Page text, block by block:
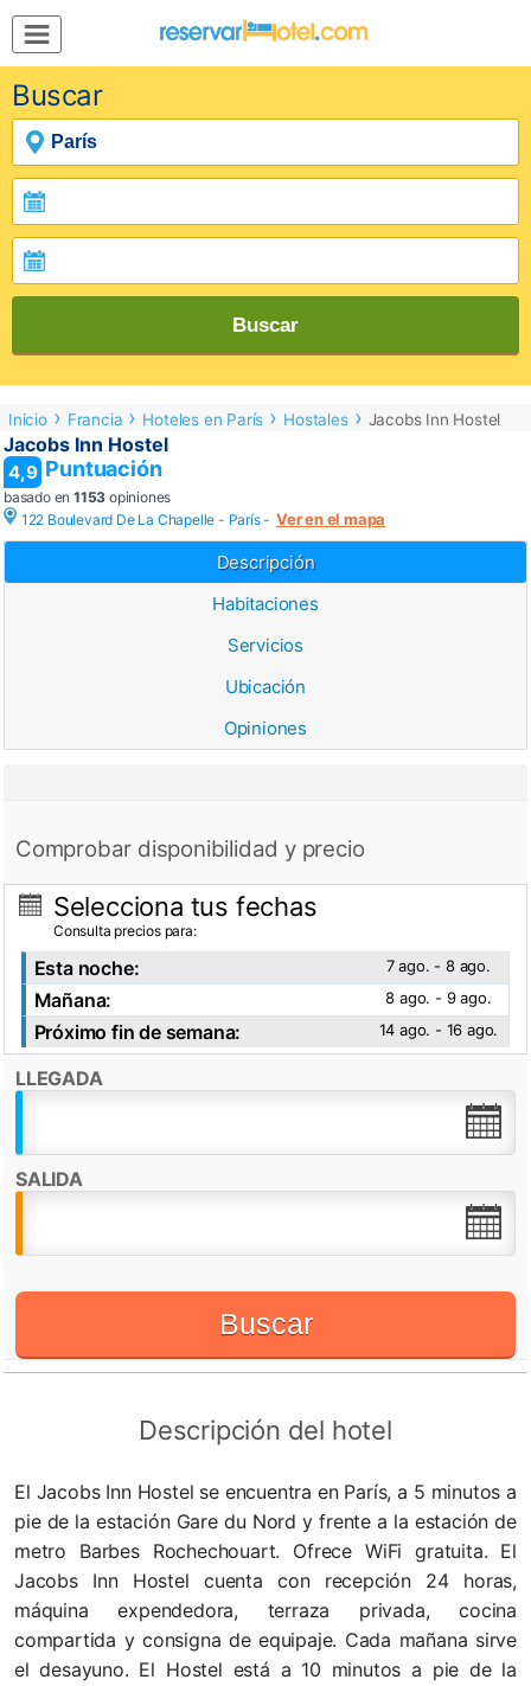
MENÚ
Inicio
Mi
Reserva
Grupos
Inspírate
Buscar
Buscar
Inicio Francia Hoteles en París Hostales Jacobs Inn Hostel
Jacobs Inn Hostel
4,9 Puntuación
basado en 1153 opiniones
122 Boulevard De La Chapelle - París- Ver en el mapa
Descripción
Habitaciones
Servicios
Ubicación
Opiniones
Check in desde:12:00h
WiFi
Comprobar disponibilidad y precio
Selecciona tus fechas
Consulta precios para:
Esta noche: 7 ago. - 8 ago.
Mañana: 8 ago. - 9 ago.
Próximo fin de semana: 14 ago. - 16 ago.
LLEGADA
SALIDA
Buscar
Descripción del hotel
El Jacobs Inn Hostel se encuentra en París, a 5 minutos a
pie de la estación Gare du Nord y frente a la estación de
metro Barbes Rochechouart. Ofrece WiFi gratuita. El
Jacobs Inn Hostel cuenta con recepción 24 horas,
máquina expendedora, terraza privada, cocina
compartida y consigna de equipaje. Cada mañana sirve
el desayuno. El Hostel está a 10 minutos a pie de la